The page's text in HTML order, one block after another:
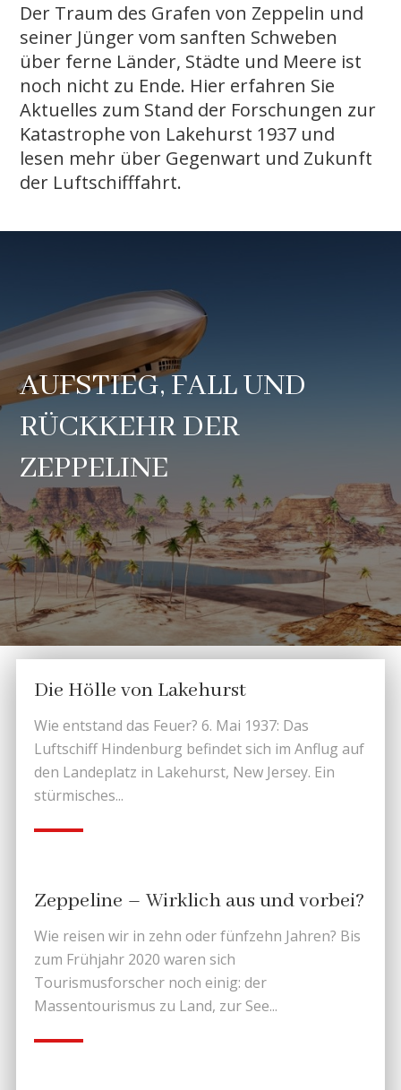
Der Traum des Grafen von Zeppelin und
seiner Jünger vom sanften Schweben
über ferne Länder, Städte und Meere ist
noch nicht zu Ende. Hier erfahren Sie
Aktuelles zum Stand der Forschungen zur
Katastrophe von Lakehurst 1937 und
lesen mehr über Gegenwart und Zukunft
der Luftschifffahrt.
AUFSTIEG, FALL UND
RÜCKKEHR DER
ZEPPELINE
Die Hölle von Lakehurst
Wie entstand das Feuer? 6. Mai 1937: Das
Luftschiff Hindenburg befindet sich im Anflug auf
den Landeplatz in Lakehurst, New Jersey. Ein
stürmisches...
Zeppeline – Wirklich aus und vorbei?
Wie reisen wir in zehn oder fünfzehn Jahren? Bis
zum Frühjahr 2020 waren sich
Tourismusforscher noch einig: der
Massentourismus zu Land, zur See...